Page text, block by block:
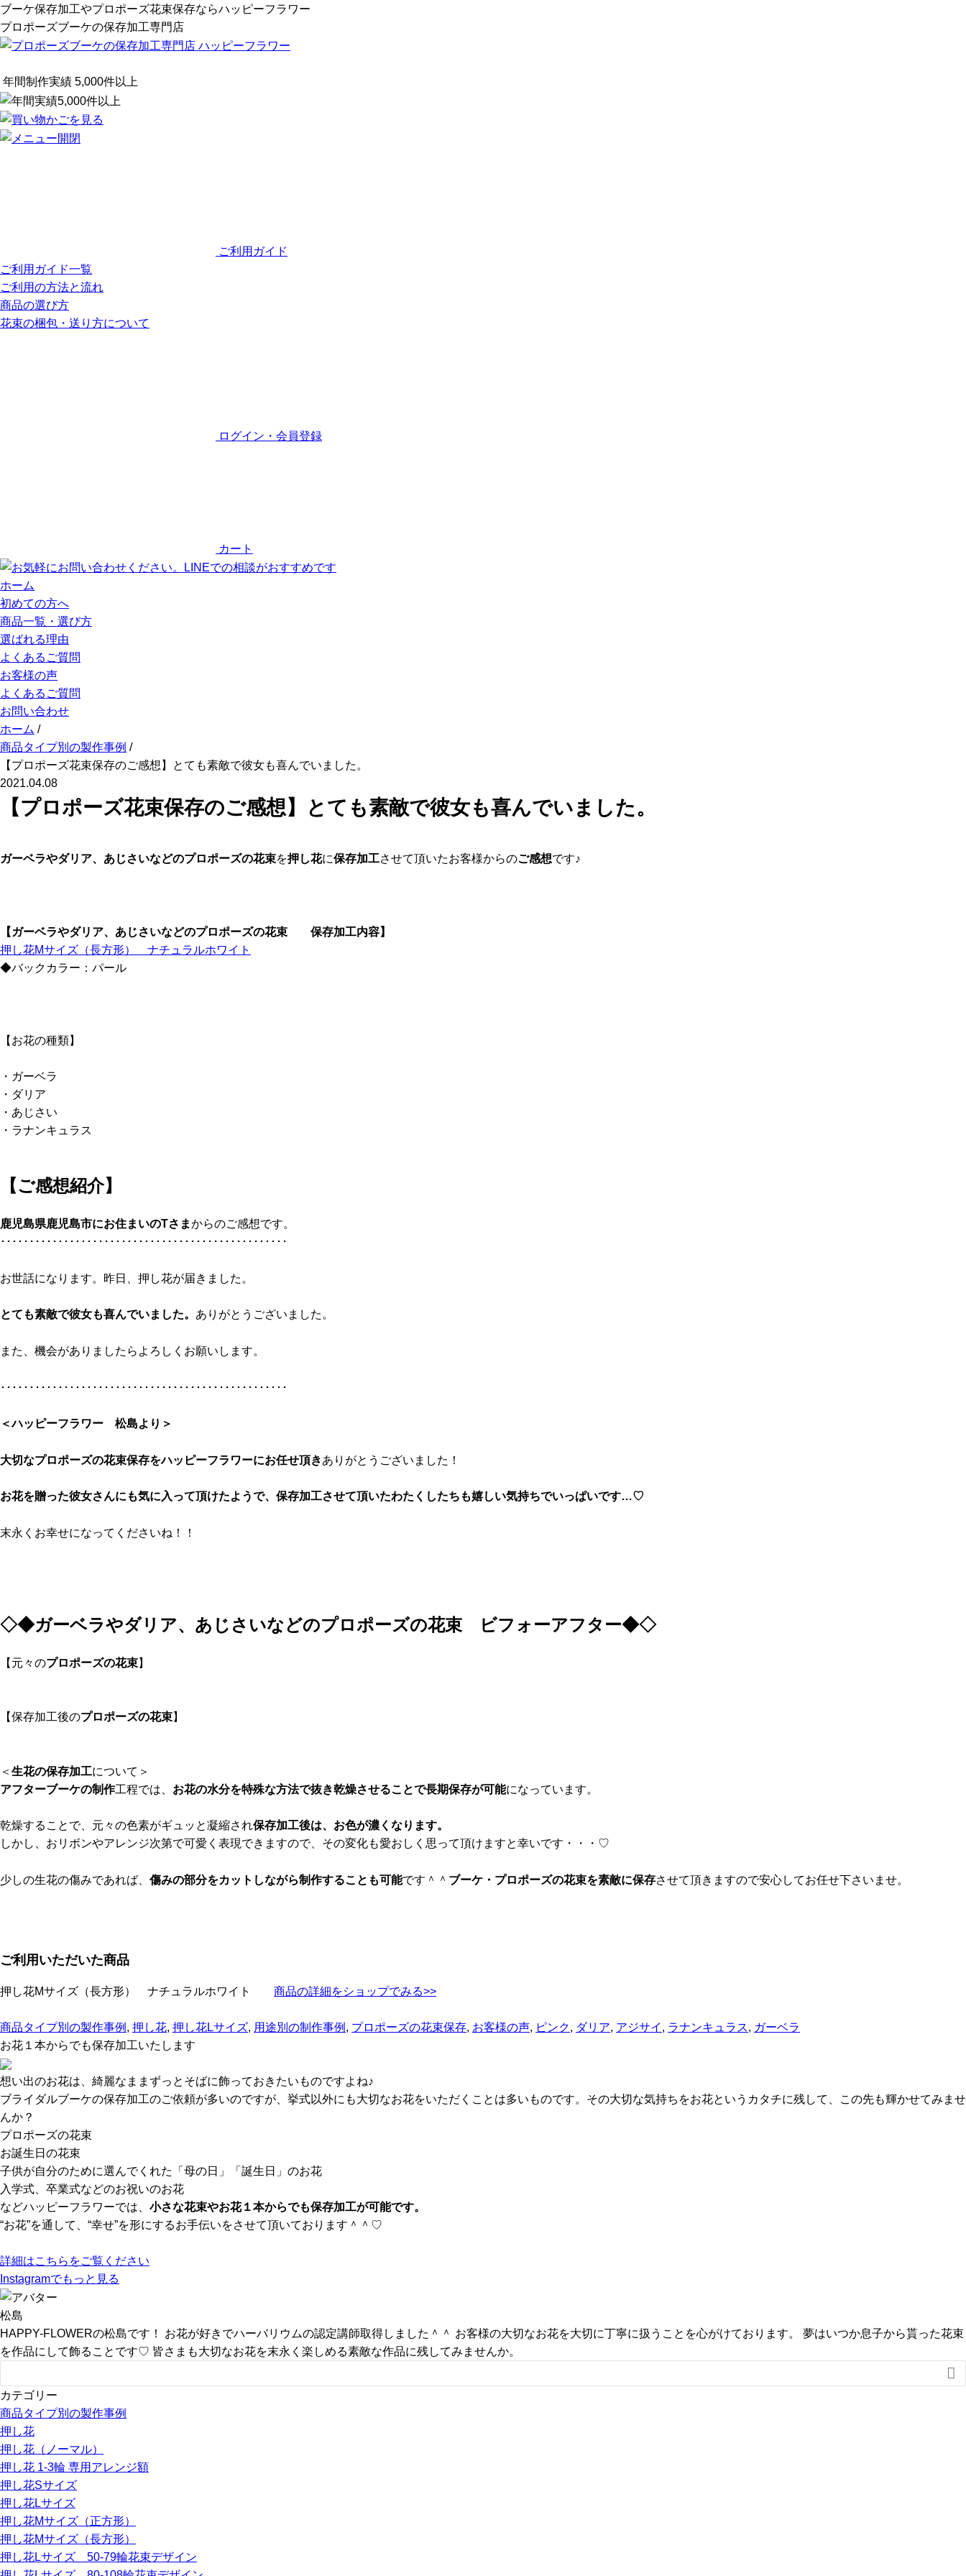
ブーケ保存加工やプロポーズ花束保存ならハッピーフラワー
プロポーズブーケの保存加工専門店
年間制作実績 5,000件以上
ご利用ガイド
ご利用ガイド一覧
ご利用の方法と流れ
商品の選び方
花束の梱包・送り方について
ログイン・会員登録
カート
ホーム
初めての方へ
商品一覧・選び方
選ばれる理由
よくあるご質問
お客様の声
よくあるご質問
お問い合わせ
ホーム /
商品タイプ別の製作事例 /
【プロポーズ花束保存のご感想】とても素敵で彼女も喜んでいました。
2021.04.08
【プロポーズ花束保存のご感想】とても素敵で彼女も喜んでいました。
ガーベラやダリア、あじさいなどのプロポーズの花束を押し花に保存加工させて頂いたお客様からのご感想です♪
【ガーベラやダリア、あじさいなどのプロポーズの花束
保存加工内容】
押し花Mサイズ（長方形） ナチュラルホワイト
◆バックカラー：パール
【お花の種類】
・ガーベラ
・ダリア
・あじさい
・ラナンキュラス
【ご感想紹介】
鹿児島県鹿児島市にお住まいのTさ まからのご感想です。
･･････････････････････････････････････････････････
お世話になります。昨日、押し花が届きました。
とても素敵で彼女も喜んでいました。 ありがとうございました。
また、機会がありましたらよろしくお願いします。
･･････････････････････････････････････････････････
＜ハッピーフラワー 松島より＞
大切なプロポーズの花束保存をハッピーフラワーにお任せ頂きありがとうございました！
お花を贈った彼女さんにも気に入って頂けたようで、保存加工させて頂いたわたくしたちも嬉しい気持ちでいっぱいです…♡
末永くお幸せになってくださいね！！
◇◆ガーベラやダリア、あじさいなどのプロポーズの花束 ビフォーアフター◆◇
【元々のプロポーズの花束】
【保存加工後のプロポーズの花束】
＜ 生花の保存加工について＞
アフターブーケの制作工程では、 お花の水分を特殊な方法で抜き乾燥させることで長期保存が可能になっています。
乾燥することで、元々の色素がギュッと凝縮され保存加工後は、お色が濃くなります。
しかし、おリボンやアレンジ次第で可愛く表現できますので、その変化も愛おしく思って頂けますと幸いです・・・♡
少しの生花の傷みであれば、 傷みの部分をカットしながら制作することも可能です＾＾ ブーケ・プロポーズの花束を素敵に保存させて頂きますので安心してお任せ下さいませ。
ご利用いただいた商品
押し花Mサイズ（長方形） ナチュラルホワイト 商品の詳細をショップでみる>>
商品タイプ別の製作事例 , 押し花, 押し花Lサイズ, 用途別の制作事例 , プロポーズの花束保存, お客様の声, ピンク, ダリア, アジサイ , ラナンキュラス, ガーベラ
お花１本からでも保存加工いたします
想い出のお花は、綺麗なままずっとそばに飾っておきたいものですよね♪
ブライダルブーケの保存加工のご依頼が多いのですが、挙式以外にも大切なお花をいただくことは多いものです。その大切な気持ちをお花というカタチに残して、この先も輝かせてみませ
んか？
プロポーズの花束
お誕生日の花束
子供が自分のために選んでくれた「母の日」「誕生日」のお花
入学式、卒業式などのお祝いのお花
などハッピーフラワーでは、 小さな花束やお花１本からでも保存加工が可能です。
“お花”を通して、“幸せ”を形にするお手伝いをさせて頂いております＾＾♡
詳細はこちらをご覧ください
Instagramでもっと見る
松島
HAPPY-FLOWERの松島です！ お花が好きでハーバリウムの認定講師取得しました＾＾ お客様の大切なお花を大切に丁寧に扱うことを心がけております。 夢はいつか息子から貰った花束
を作品にして飾ることです♡ 皆さまも大切なお花を末永く楽しめる素敵な作品に残してみませんか。

カテゴリー
商品タイプ別の製作事例
押し花
押し花（ノーマル）
押し花 1-3輪 専用アレンジ額
押し花Sサイズ
押し花Lサイズ
押し花Mサイズ（正方形）
押し花Mサイズ（長方形）
押し花Lサイズ 50-79輪花束デザイン